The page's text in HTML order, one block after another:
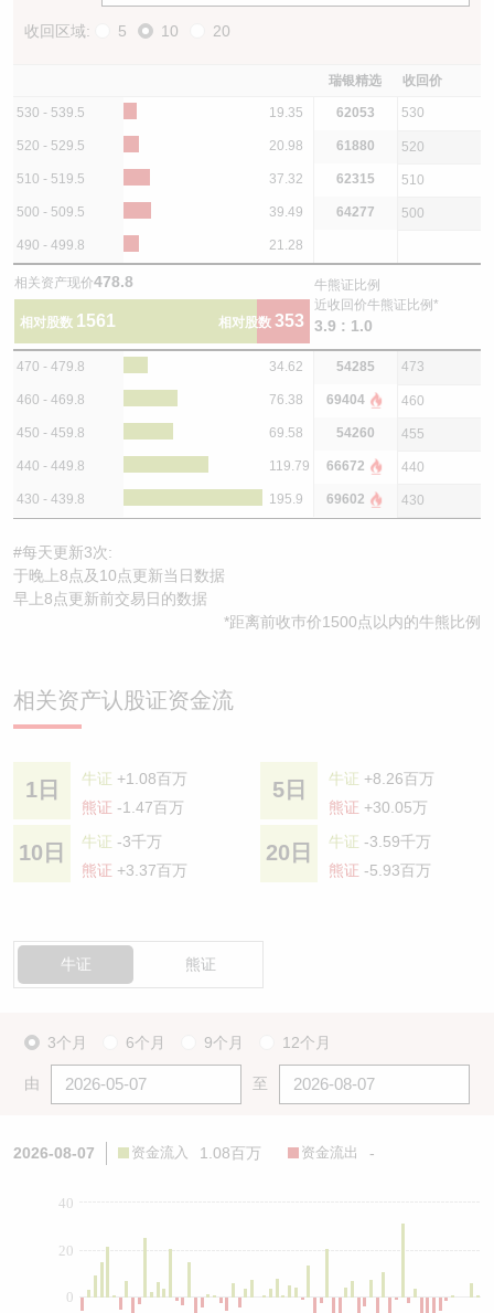
收回区域: 5 10 20
瑞银精选 收回价
530 - 539.5 19.35 62053 530
520 - 529.5 20.98 61880 520
510 - 519.5 37.32 62315 510
500 - 509.5 39.49 64277 500
490 - 499.8 21.28
相关资产现价478.8
相对股数 1561 相对股数 353
牛熊证比例
近收回价牛熊证比例*
3.9 : 1.0
470 - 479.8 34.62 54285 473
460 - 469.8 76.38 69404 460
450 - 459.8 69.58 54260 455
440 - 449.8 119.79 66672 440
430 - 439.8 195.9 69602 430
#每天更新3次:
于晚上8点及10点更新当日数据
早上8点更新前交易日的数据
*距离前收巿价1500点以内的牛熊比例
相关资产认股证资金流
1日 牛证 +1.08百万
熊证 -1.47百万
5日 牛证 +8.26百万
熊证 +30.05万
10日 牛证 -3千万
熊证 +3.37百万
20日 牛证 -3.59千万
熊证 -5.93百万
牛证 熊证
3个月 6个月 9个月 12个月
由 至
2026-08-07 资金流入 1.08百万 资金流出 -
0
20
40